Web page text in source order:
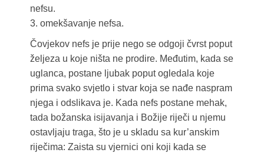
nefsu.
3. omekšavanje nefsa.
Čovjekov nefs je prije nego se odgoji čvrst poput
željeza u koje ništa ne prodire. Međutim, kada se
uglanca, postane ljubak poput ogledala koje
prima svako svjetlo i stvar koja se nađe naspram
njega i odslikava je. Kada nefs postane mehak,
tada božanska isijavanja i Božije riječi u njemu
ostavljaju traga, što je u skladu sa kur’anskim
riječima: Zaista su vjernici oni koji kada se